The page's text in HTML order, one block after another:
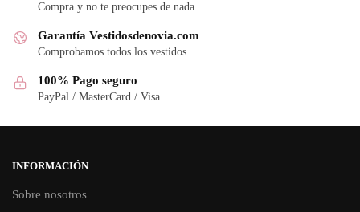
Compra y no te preocupes de nada
Garantía Vestidosdenovia.com
Comprobamos todos los vestidos
100% Pago seguro
PayPal / MasterCard / Visa
INFORMACIÓN
Sobre nosotros